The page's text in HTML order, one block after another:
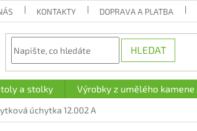
KONTAKTY DOPRAVA A PLATBA
HLEDAT
a stolky Výrobky z umělého kamene
úchytka 12.002 A